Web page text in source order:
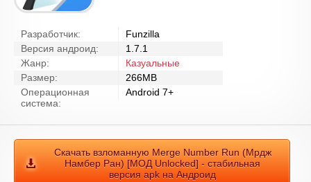
Разработчик:
Funzilla
Версия андроид:
1.7.1
Жанр:
Казуальные
Размер:
266MB
Операционная
система:
Android 7+
Скачать взломанную Merge Number Run (Мрдж
Намбер Ран) [МОД Unlocked] - стабильная
версия apk на Андроид